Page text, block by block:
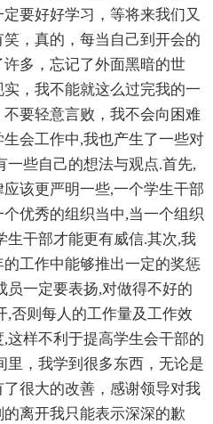
要好好学习，等将来我们又
，真的，每当自己到开会的
多，忘记了外面黑暗的世
，我不能就这么过完我的一
要轻意言败，我不会向困难
会工作中,我也产生了一些对
一些自己的想法与观点.首先,
该更严明一些,一个学生干部
优秀的组织当中,当一个组织
生干部才能更有威信.其次,我
工作中能够推出一定的奖惩
员一定要表扬,对做得不好的
,否则每人的工作量及工作效
这样不利于提高学生会干部的
里，我学到很多东西，无论是
很大的改善，感谢领导对我
离开我只能表示深深的歉